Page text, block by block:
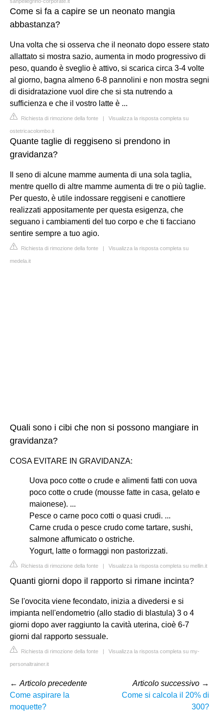
Come si fa a capire se un neonato mangia
abbastanza?
Una volta che si osserva che il neonato dopo essere stato
allattato si mostra sazio, aumenta in modo progressivo di
peso, quando è sveglio è attivo, si scarica circa 3-4 volte
al giorno, bagna almeno 6-8 pannolini e non mostra segni
di disidratazione vuol dire che si sta nutrendo a
sufficienza e che il vostro latte è ...
Richiesta di rimozione della fonte | Visualizza la risposta completa su
ostetricacolombo.it
Quante taglie di reggiseno si prendono in
gravidanza?
Il seno di alcune mamme aumenta di una sola taglia,
mentre quello di altre mamme aumenta di tre o più taglie.
Per questo, è utile indossare reggiseni e canottiere
realizzati appositamente per questa esigenza, che
seguano i cambiamenti del tuo corpo e che ti facciano
sentire sempre a tuo agio.
Richiesta di rimozione della fonte | Visualizza la risposta completa su
medela.it
Quali sono i cibi che non si possono mangiare in
gravidanza?
COSA EVITARE IN GRAVIDANZA:
Uova poco cotte o crude e alimenti fatti con uova
poco cotte o crude (mousse fatte in casa, gelato e
maionese). ...
Pesce o carne poco cotti o quasi crudi. ...
Carne cruda o pesce crudo come tartare, sushi,
salmone affumicato o ostriche.
Yogurt, latte o formaggi non pastorizzati.
Richiesta di rimozione della fonte | Visualizza la risposta completa su mellin.it
Quanti giorni dopo il rapporto si rimane incinta?
Se l'ovocita viene fecondato, inizia a divedersi e si
impianta nell'endometrio (allo stadio di blastula) 3 o 4
giorni dopo aver raggiunto la cavità uterina, cioè 6-7
giorni dal rapporto sessuale.
Richiesta di rimozione della fonte | Visualizza la risposta completa su my-
personaltrainer.it
← Articolo precedente
Come aspirare la
moquette?
Articolo successivo →
Come si calcola il 20% di
300?